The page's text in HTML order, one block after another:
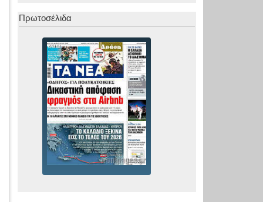
Πρωτοσέλιδα